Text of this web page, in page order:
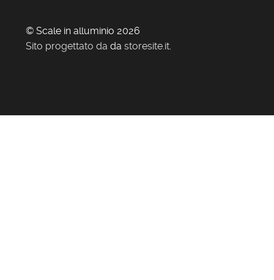
© Scale in alluminio 2026
Sito progettato da da storesite.it.